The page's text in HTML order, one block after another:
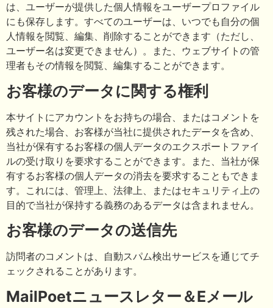
は、ユーザーが提供した個人情報をユーザープロファイル
にも保存します。すべてのユーザーは、いつでも自分の個
人情報を閲覧、編集、削除することができます（ただし、
ユーザー名は変更できません）。また、ウェブサイトの管
理者もその情報を閲覧、編集することができます。
お客様のデータに関する権利
本サイトにアカウントをお持ちの場合、またはコメントを
残された場合、お客様が当社に提供されたデータを含め、
当社が保有するお客様の個人データのエクスポートファイ
ルの受け取りを要求することができます。また、当社が保
有するお客様の個人データの消去を要求することもできま
す。これには、管理上、法律上、またはセキュリティ上の
目的で当社が保持する義務のあるデータは含まれません。
お客様のデータの送信先
訪問者のコメントは、自動スパム検出サービスを通じてチ
ェックされることがあります。
MailPoetニュースレター＆Eメール